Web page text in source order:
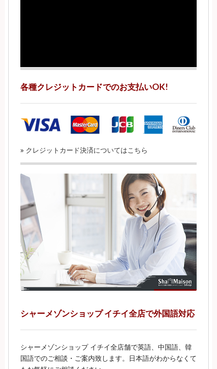
各種クレジットカードでのお支払いOK!
» クレジットカード決済についてはこちら
シャーメゾンショップ イチイ全店で外国語対応
シャーメゾンショップ イチイ全店舗で英語、中国語、韓
国語でのご相談・ご案内致します。日本語がわからなくて